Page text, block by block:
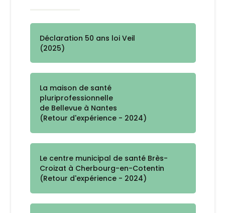
Déclaration 50 ans loi Veil
(2025)
La maison de santé
pluriprofessionnelle
de Bellevue à Nantes
(Retour d'expérience - 2024)
Le centre municipal de santé Brès-
Croizat à Cherbourg-en-Cotentin
(Retour d'expérience - 2024)